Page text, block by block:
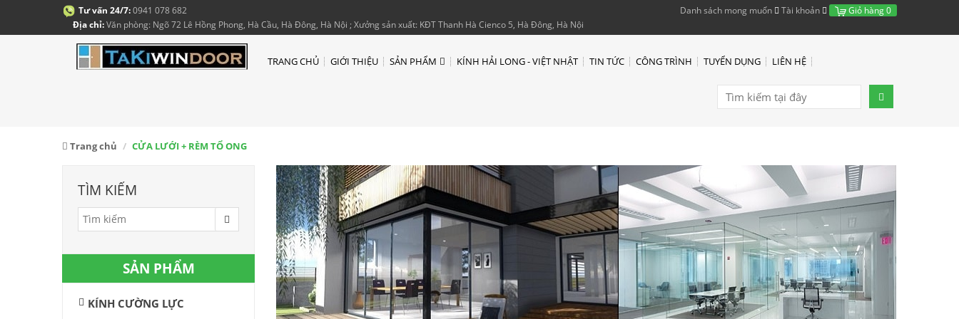
Tư vấn 24/7:0941 078 682
Địa chỉ:Văn phòng: Ngõ 72 Lê Hồng Phong, Hà Cầu, Hà Đông, Hà Nội ; Xưởng sản xuất: KĐT Thanh Hà Cienco 5, Hà Đông, Hà Nội
Danh sách mong muốn Tài khoản Giỏ hàng0
TRANG CHỦ GIỚI THIỆU SẢN PHẨM KÍNH HẢI LONG - VIỆT NHẬT TIN TỨC CÔNG TRÌNH TUYỂN DỤNG LIÊN HỆ
Trang chủ CỬA LƯỚI + RÈM TỔ ONG
TÌM KIẾM
SẢN PHẨM
KÍNH CƯỜNG LỰC